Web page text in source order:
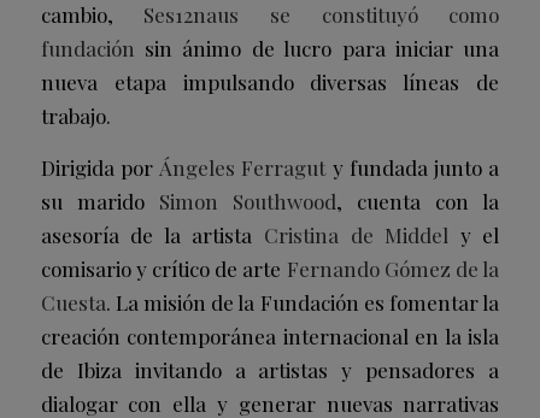
cambio, Ses12naus se constituyó como
fundación sin ánimo de lucro para iniciar una
nueva etapa impulsando diversas líneas de
trabajo.
Dirigida por Ángeles Ferraguty fundada junto a
su marido Simon Southwood, cuenta con la
asesoría de la artista Cristina de Middel y el
comisario y crítico de arte Fernando Gómez de la
Cuesta. La misión de la Fundación es fomentar la
creación contemporánea internacional en la isla
de Ibiza invitando a artistas y pensadores a
dialogar con ella y generar nuevas narrativas